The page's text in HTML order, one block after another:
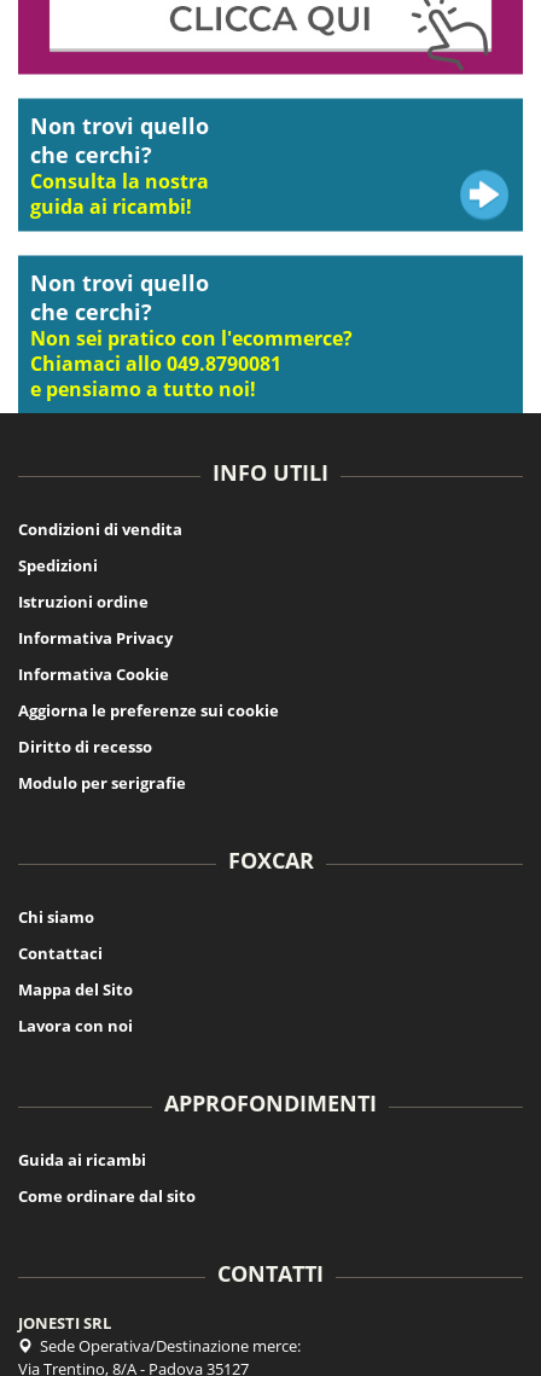
Non trovi quello
che cerchi?
Consulta la nostra
guida ai ricambi!
Non trovi quello
che cerchi?
Non sei pratico con l'ecommerce?
Chiamaci allo 049.8790081
e pensiamo a tutto noi!
INFO UTILI
Condizioni di vendita
Spedizioni
Istruzioni ordine
Informativa Privacy
Informativa Cookie
Aggiorna le preferenze sui cookie
Diritto di recesso
Modulo per serigrafie
FOXCAR
Chi siamo
Contattaci
Mappa del Sito
Lavora con noi
APPROFONDIMENTI
Guida ai ricambi
Come ordinare dal sito
CONTATTI
JONESTI SRL
Sede Operativa/Destinazione merce:
Via Trentino, 8/A - Padova 35127